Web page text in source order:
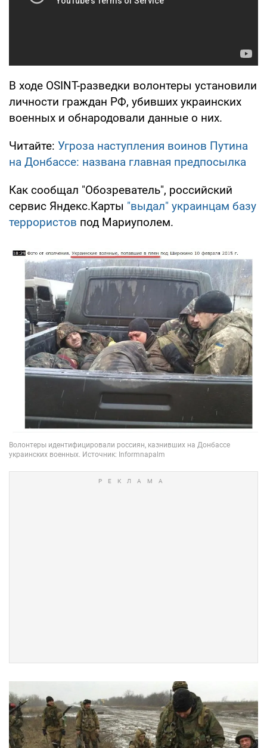
В ходе OSINT-разведки волонтеры установили
личности граждан РФ, убивших украинских
военных и обнародовали данные о них.
Читайте: Угроза наступления воинов Путина
на Донбассе: названа главная предпосылка
Как сообщал "Обозреватель", российский
сервис Яндекс.Карты "выдал" украинцам базу
террористов под Мариуполем.